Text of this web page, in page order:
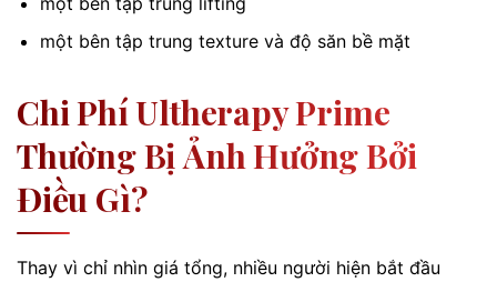
một bên tập trung texture và độ săn bề mặt
Chi Phí Ultherapy Prime
Thường Bị Ảnh Hưởng Bởi
Điều Gì?
Thay vì chỉ nhìn giá tổng, nhiều người hiện bắt đầu